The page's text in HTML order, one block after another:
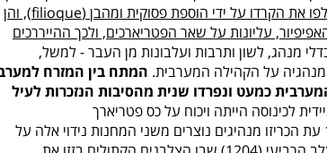
את הקרדו על ידי הוספת פסוקית ומהבן (filioque), והן
עליונות על שאר הפטריארכים, ולכך ההייררכים
מנהג, לשון ותרבות ועלבונות מן העבר - למשל,
מנהגיה על הקהילה המערבית. המתח בין המזרח
המזרחית והמערבית כמעט ונפרדו שנית מהסיבות הנזכרות לעיל
לכינוסה הייתה ויכוח על כס פטריארך
קונסטנטינופוליס. ציון דרך נוסף בפילוג קרה בשנת 1054 עת הכריזו מנהיגים נוצרים משני המחנות נידוי אלה על